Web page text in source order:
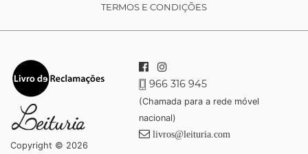
TERMOS E CONDIÇÕES
Copyright © 2026
966 316 945
(Chamada para a rede móvel
nacional)
livros@leituria.com